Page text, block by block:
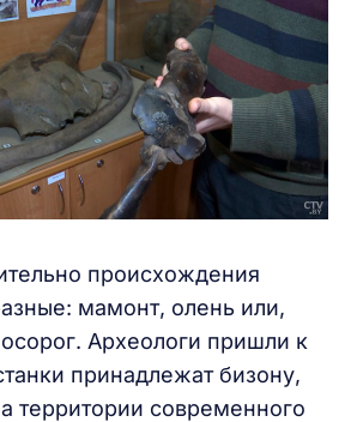
происхождения
мамонт, олень или,
Археологи пришли к
принадлежат бизону,
территории современного